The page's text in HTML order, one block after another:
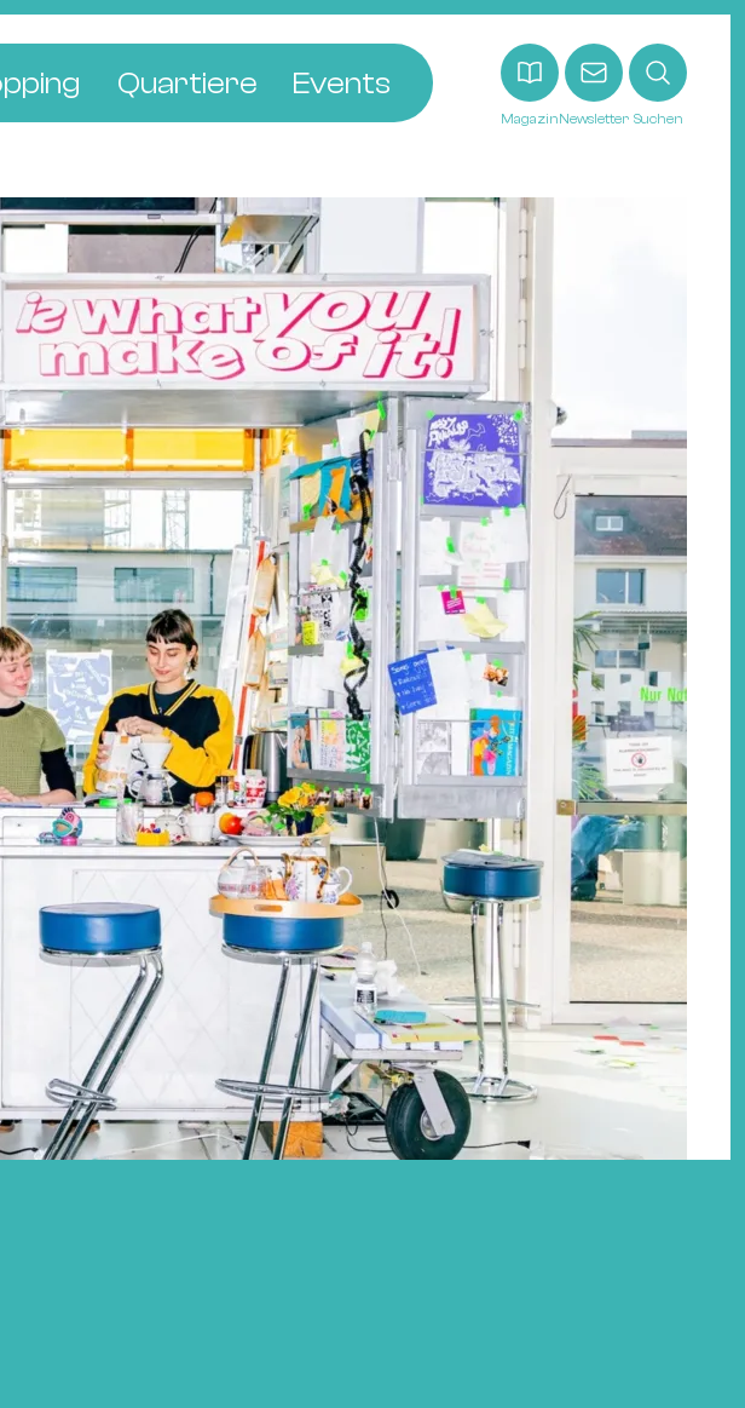
MagazinNewsletter Suchen
Stores
& Leben
& Uhren
& Pflanzen
Quartiere
Bachletten
Gundeldingen
Kleinbasel
Klybeck
St. Johann
Wettstein
Events